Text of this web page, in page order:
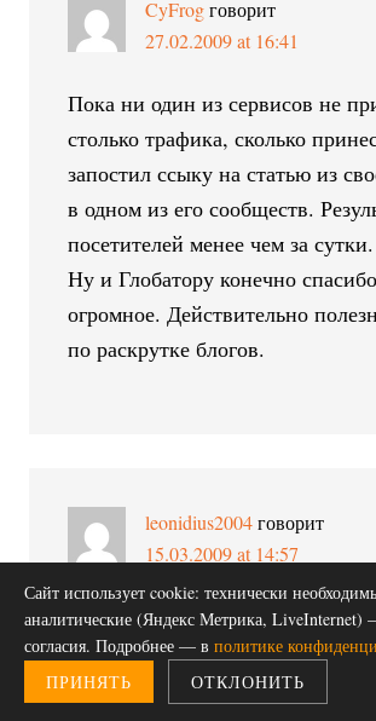
CyFrog говорит
27.02.2009 at 16:41
Пока ни один из сервисов не
столько трафика, сколько
запостил ссыку на статью из
в одном из его сообществ.
посетителей менее чем за сутки.
Ну и Глобатору конечно спасибо
огромное. Действительно
по раскрутке блогов.
leonidius2004 говорит
15.03.2009 at 14:57
Есть альтернатива-это плагин
отсроченного кросспостинга.
Кросспостинг происходит через
Сайт использует cookie: технически
аналитические (Яндекс Метрика, LiveInternet)
согласия. Подробнее — в политике
ПРИНЯТЬ
ОТКЛОНИТЬ